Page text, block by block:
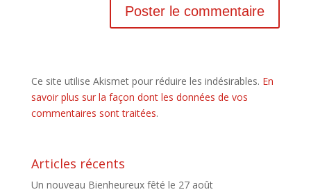
Ce site utilise Akismet pour réduire les indésirables. En
savoir plus sur la façon dont les données de vos
commentaires sont traitées.
Articles récents
Un nouveau Bienheureux fêté le 27 août